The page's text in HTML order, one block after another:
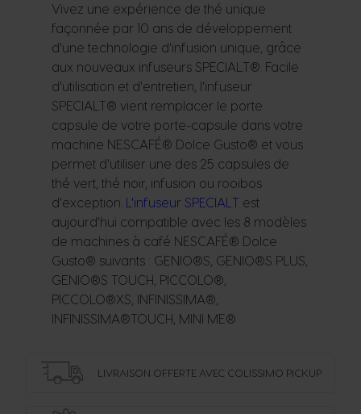
Vivez une expérience de thé unique
façonnée par 10 ans de développement
d'une technologie d'infusion unique, grâce
aux nouveaux infuseurs SPECIAL.T®. Facile
d'utilisation et d'entretien, l'infuseur
SPECIAL.T® vient remplacer le porte
capsule de votre porte-capsule dans votre
machine NESCAFÉ® Dolce Gusto® et vous
permet d'utiliser une des 25 capsules de
thé vert, thé noir, infusion ou rooibos
d'exception. L'infuseur SPECIAL.T est
aujourd'hui compatible avec les 8 modèles
de machines à café NESCAFÉ® Dolce
Gusto® suivants : GENIO®S, GENIO®S PLUS,
GENIO®S TOUCH, PICCOLO®,
PICCOLO®XS, INFINISSIMA®,
INFINISSIMA®TOUCH, MINI ME®
LIVRAISON OFFERTE AVEC COLISSIMO PICKUP